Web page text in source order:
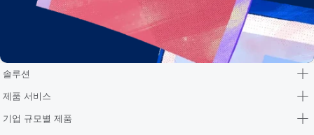
솔루션
제품 서비스
기업 규모별 제품